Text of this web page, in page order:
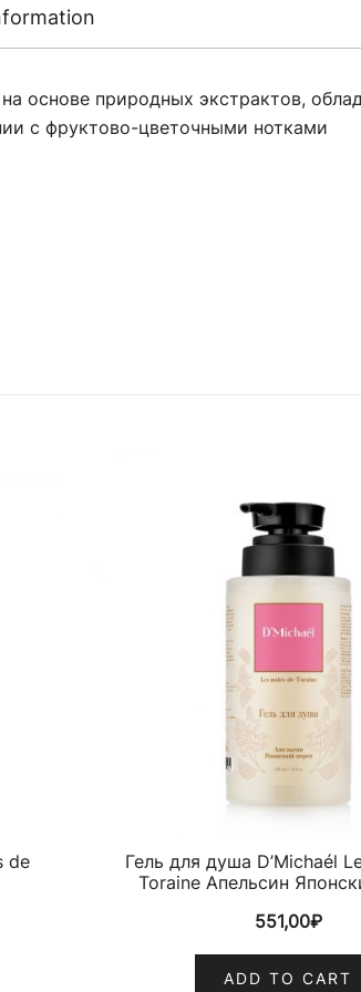
основе природных экстрактов,
с фруктово-цветочными нотками
de
Гель для душа D’Michaél
Toraine Апельсин
551,00₽
ADD TO CART